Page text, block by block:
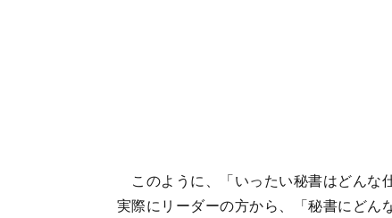
このように、「いったい秘書はどんな
実際にリーダーの方から、「秘書にどん